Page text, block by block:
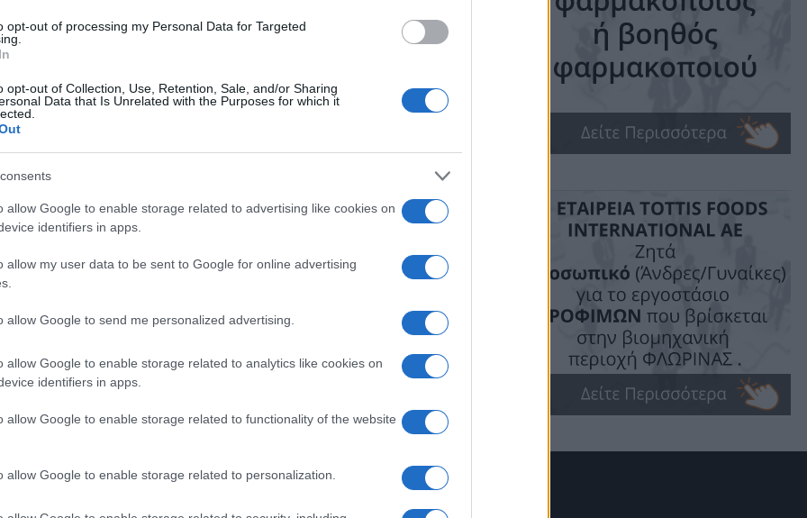
opt-out of processing my Personal Data for Targeted
opt-out of Collection, Use, Retention, Sale, and/or Sharing
Data that Is Unrelated with the Purposes for which it
allow Google to enable storage related to advertising like cookies on
identifiers in apps.
allow my user data to be sent to Google for online advertising
allow Google to send me personalized advertising.
allow Google to enable storage related to analytics like cookies on
identifiers in apps.
allow Google to enable storage related to functionality of the website
allow Google to enable storage related to personalization.
τέλος για τα ακίνητα
στον νέο «Κώδικα Τοπικής
που θα τεθεί σε διαβούλευση και
τα έσοδα για τους ΟΤΑ
Τοπικής Αυτοδιοίκησης» προβλέπει ένα νέο δημοτικό τέλος
με την ΠΟΜΙΔΑ να κάνει λόγο για ένα νέο ΕΝΦΙΑ.